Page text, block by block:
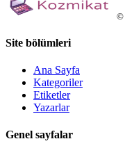
©
Site bölümleri
Ana Sayfa
Kategoriler
Etiketler
Yazarlar
Genel sayfalar